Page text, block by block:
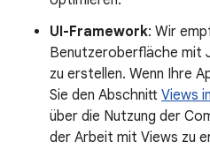
UI-Framework: Wir
Benutzeroberfläche mit
zu erstellen. Wenn Ihre
Sie den Abschnitt Views
über die Nutzung der
der Arbeit mit Views zu